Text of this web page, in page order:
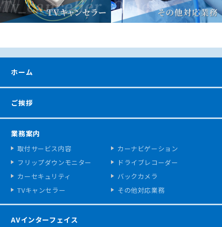
ホーム
ご挨拶
業務案内
取付サービス内容
カーナビゲーション
フリップダウンモニター
ドライブレコーダー
カーセキュリティ
バックカメラ
TVキャンセラー
その他対応業務
AVインターフェイス